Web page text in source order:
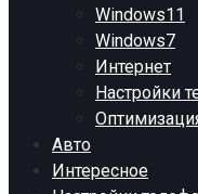
Windows11
Windows7
Интернет
Настройки
Авто
Интересное